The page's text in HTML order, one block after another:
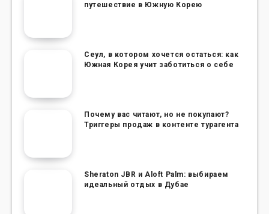
путешествие в Южную Корею
Сеул, в котором хочется остаться: как
Южная Корея учит заботиться о себе
Почему вас читают, но не покупают?
Триггеры продаж в контенте турагента
Sheraton JBR и Aloft Palm: выбираем
идеальный отдых в Дубае